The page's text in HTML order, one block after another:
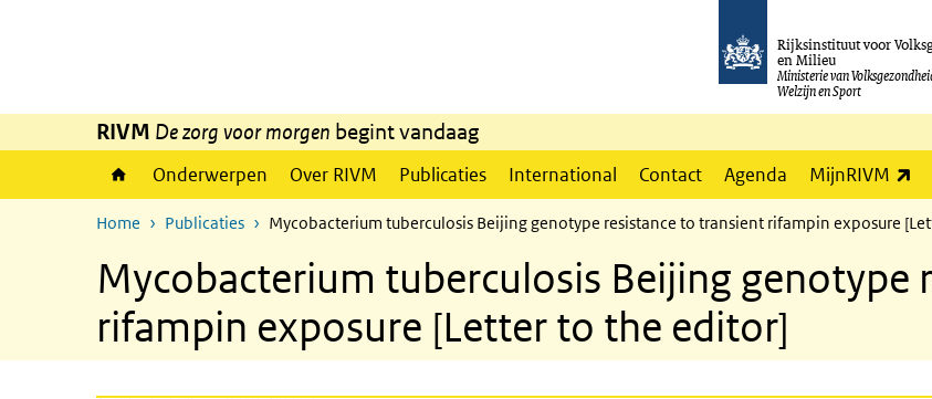
Rijksinstituut voor
en Milieu
Ministerie van
Welzijn en Sport
RIVM De zorg voor morgen begint vandaag
Onderwerpen Over RIVM Publicaties International Contact Agenda MijnRIVM
Home Publicaties Mycobacterium tuberculosis Beijing genotype resistance to transient rifampin exposure
Mycobacterium tuberculosis Beijing genotype
rifampin exposure [Letter to the editor]